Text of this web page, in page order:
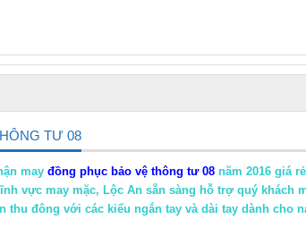
TƯ 08
may đồng phục bảo vệ thông tư 08 năm 2016 giá
vực may mặc, Lộc An sẵn sàng hỗ trợ quý khách
thu đông với các kiểu ngắn tay và dài tay dành cho